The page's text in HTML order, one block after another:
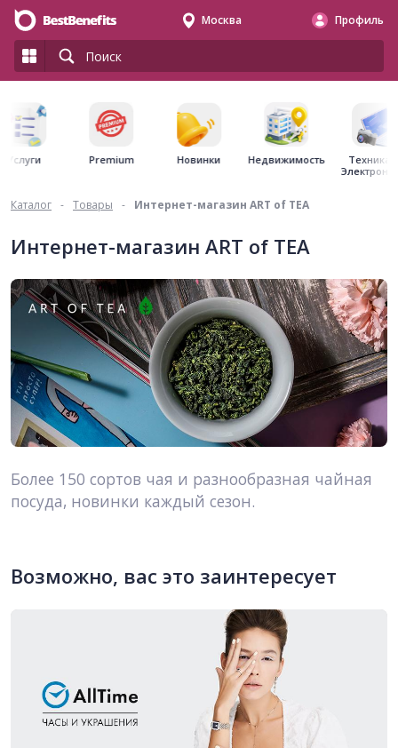
Москва Профиль
Услуги Premium Новинки Недвижимость
Техника
Каталог - Товары - Интернет-магазин ART of TEA
Интернет-магазин ART of TEA
Более 150 сортов чая и разнообразная чайная
посуда, новинки каждый сезон.
Возможно, вас это заинтересует